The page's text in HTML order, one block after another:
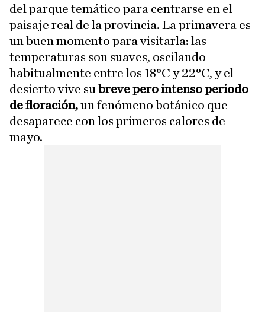
del parque temático para centrarse en el
paisaje real de la provincia. La primavera es
un buen momento para visitarla: las
temperaturas son suaves, oscilando
habitualmente entre los 18°C y 22°C, y el
desierto vive su breve pero intenso periodo
de floración,un fenómeno botánico que
desaparece con los primeros calores de
mayo.